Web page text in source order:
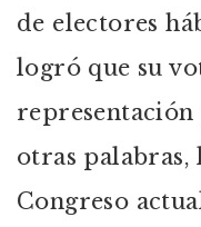
de electores
logró que su
otras
Congreso